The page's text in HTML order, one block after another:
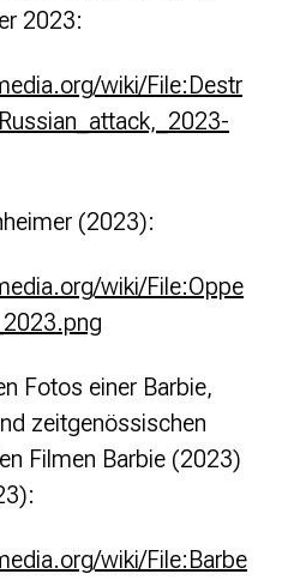
2023:
wiki/File:Destr
(2023):
wiki/File:Oppe
Fotos einer Barbie,
zeitgenössischen
Filmen Barbie (2023)
wiki/File:Barbe